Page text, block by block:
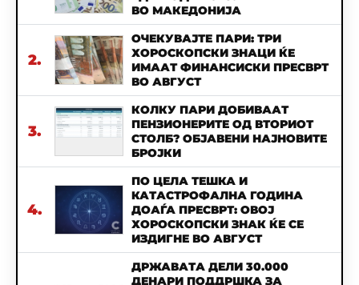
ВО МАКЕДОНИЈА
2.
ОЧЕКУВАЈТЕ ПАРИ: ТРИ
ХОРОСКОПСКИ ЗНАЦИ ЌЕ
ИМААТ ФИНАНСИСКИ ПРЕСВРТ
ВО АВГУСТ
3.
КОЛКУ ПАРИ ДОБИВААТ
ПЕНЗИОНЕРИТЕ ОД ВТОРИОТ
СТОЛБ? ОБЈАВЕНИ НАЈНОВИТЕ
БРОЈКИ
4.
ПО ЦЕЛА ТЕШКА И
КАТАСТРОФАЛНА ГОДИНА
ДОАЃА ПРЕСВРТ: ОВОЈ
ХОРОСКОПСКИ ЗНАК ЌЕ СЕ
ИЗДИГНЕ ВО АВГУСТ
ДРЖАВАТА ДЕЛИ 30.000
ДЕНАРИ ПОДДРШКА ЗА